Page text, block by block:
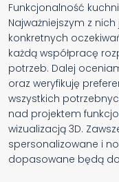
Funkcjonalność
Najważniejszym z
konkretnych
każdą współpracę
potrzeb. Dalej
oraz weryfikuję
wszystkich
nad projektem
wizualizacją 3D.
spersonalizowane i
dopasowane będą